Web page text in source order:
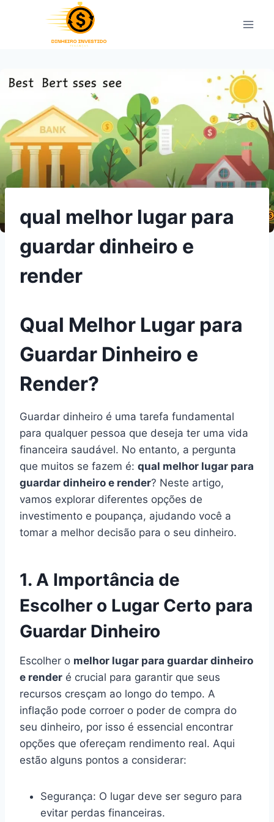
qual melhor lugar para
guardar dinheiro e
render
Qual Melhor Lugar para
Guardar Dinheiro e
Render?
Guardar dinheiro é uma tarefa fundamental
para qualquer pessoa que deseja ter uma vida
financeira saudável. No entanto, a pergunta
que muitos se fazem é: qual melhor lugar para
guardar dinheiro e render? Neste artigo,
vamos explorar diferentes opções de
investimento e poupança, ajudando você a
tomar a melhor decisão para o seu dinheiro.
1. A Importância de
Escolher o Lugar Certo para
Guardar Dinheiro
Escolher o melhor lugar para guardar dinheiro
e render é crucial para garantir que seus
recursos cresçam ao longo do tempo. A
inflação pode corroer o poder de compra do
seu dinheiro, por isso é essencial encontrar
opções que ofereçam rendimento real. Aqui
estão alguns pontos a considerar:
Segurança: O lugar deve ser seguro para
evitar perdas financeiras.